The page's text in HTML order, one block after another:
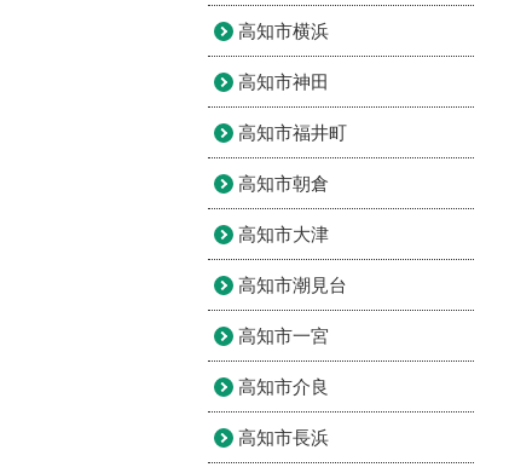
高知市横浜
高知市神田
高知市福井町
高知市朝倉
高知市大津
高知市潮見台
高知市一宮
高知市介良
高知市長浜